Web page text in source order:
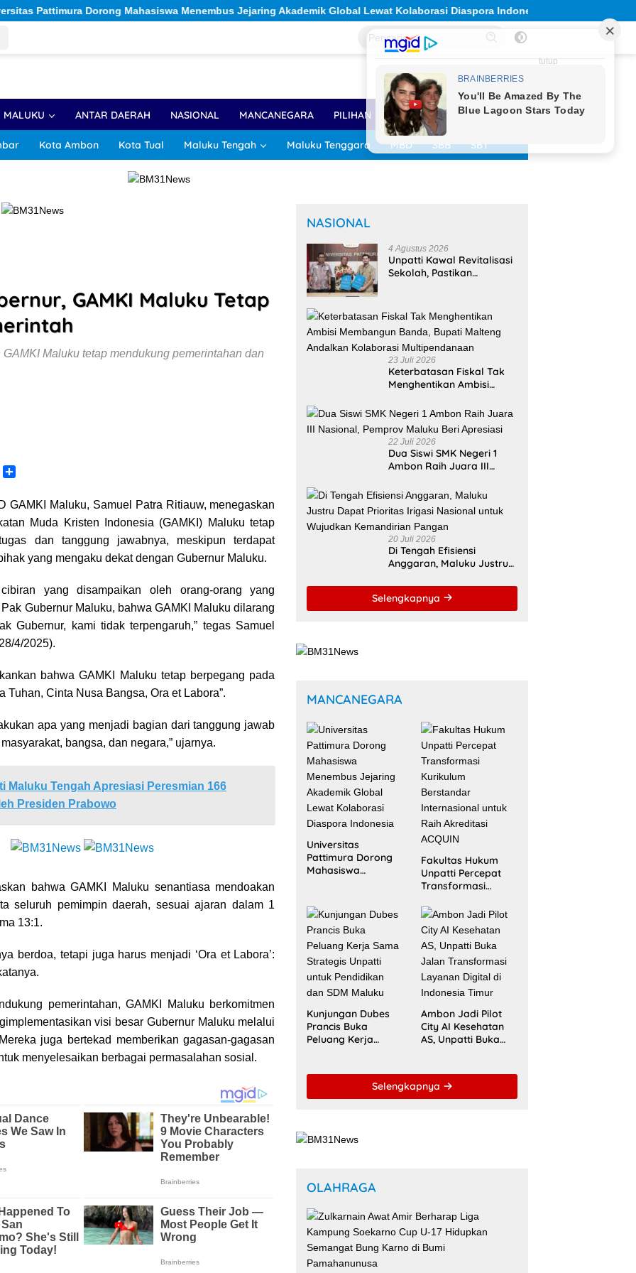
Menembus Jejaring Akademik Global Lewat Kolaborasi Diaspora Indonesia Solidaritas Sivitas Akademika
tutup
MALUKU ANTAR DAERAH NASIONAL MANCANEGARA PILIHAN LAINNYA
Kota Ambon Kota Tual Maluku Tengah Maluku Tenggara MBD SBB SBT
GAMKI Maluku Tetap
Maluku tetap mendukung pemerintahan dan
r
e
GAMKI Maluku, Samuel Patra Ritiauw, menegaskan
Muda Kristen Indonesia (GAMKI) Maluku tetap
dan tanggung jawabnya, meskipun terdapat
yang mengaku dekat dengan Gubernur Maluku.
cibiran yang disampaikan oleh orang-orang yang
Gubernur Maluku, bahwa GAMKI Maluku dilarang
Gubernur, kami tidak terpengaruh,” tegas Samuel
4/2025).
bahwa GAMKI Maluku tetap berpegang pada
Tuhan, Cinta Nusa Bangsa, Ora et Labora”.
apa yang menjadi bagian dari tanggung jawab
bangsa, dan negara,” ujarnya.
Maluku Tengah Apresiasi Peresmian 166
Presiden Prabowo
bahwa GAMKI Maluku senantiasa mendoakan
seluruh pemimpin daerah, sesuai ajaran dalam 1
13:1.
berdoa, tetapi juga harus menjadi ‘Ora et Labora’:
pemerintahan, GAMKI Maluku berkomitmen
visi besar Gubernur Maluku melalui
juga bertekad memberikan gagasan-gagasan
menyelesaikan berbagai permasalahan sosial.
NASIONAL
4 Agustus 2026
Unpatti Kawal Revitalisasi
Sekolah, Pastikan
Sasaran
23 Juli 2026
Keterbatasan Fiskal Tak
Menghentikan Ambisi
Bupati Malteng Andalkan
Kolaborasi
Multipendanaan
22 Juli 2026
Dua Siswi SMK Negeri 1
Ambon Raih Juara III
Beri Apresiasi
20 Juli 2026
Di Tengah Efisiensi
Anggaran, Maluku Justru
Nasional untuk Wujudkan
Kemandirian Pangan
Selengkapnya
MANCANEGARA
Universitas
Pattimura Dorong
Mahasiswa
Lewat Kolaborasi
Diaspora Indonesia
Fakultas Hukum
Unpatti Percepat
Transformasi
Berstandar
Internasional untuk
Raih Akreditasi
ACQUIN
Kunjungan Dubes
Prancis Buka
Peluang Kerja
Pendidikan dan
Ambon Jadi Pilot
City AI Kesehatan
AS, Unpatti Buka
Indonesia Timur
Selengkapnya
OLAHRAGA